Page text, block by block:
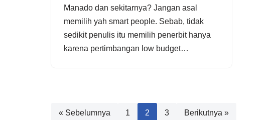
Manado dan sekitarnya? Jangan asal
memilih yah smart people. Sebab, tidak
sedikit penulis itu memilih penerbit hanya
karena pertimbangan low budget…
« Sebelumnya 1 2 3 Berikutnya »